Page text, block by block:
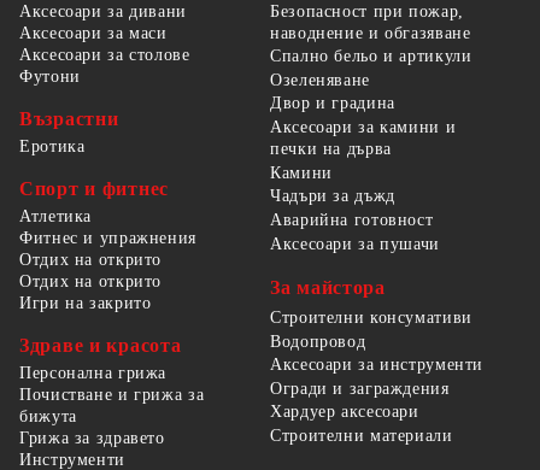
Аксесоари за дивани
Аксесоари за маси
Аксесоари за столове
Футони
Възрастни
Еротика
Спорт и фитнес
Атлетика
Фитнес и упражнения
Отдих на открито
Отдих на открито
Игри на закрито
Здраве и красота
Персонална грижа
Почистване и грижа за
бижута
Грижа за здравето
Безопасност при пожар,
наводнение и обгазяване
Спално бельо и артикули
Озеленяване
Двор и градина
Аксесоари за камини и
печки на дърва
Камини
Чадъри за дъжд
Аварийна готовност
Аксесоари за пушачи
За майстора
Строителни консумативи
Водопровод
Аксесоари за инструменти
Огради и заграждения
Хардуер аксесоари
Строителни материали
Инструменти